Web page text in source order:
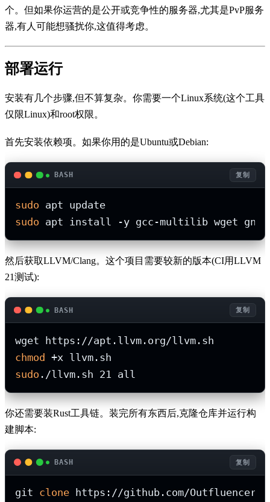
个。但如果你运营的是公开或竞争性的服务器,尤其是PvP服务
器,有人可能想骚扰你,这值得考虑。
部署运行
安装有几个步骤,但不算复杂。你需要一个Linux系统(这个工具
仅限Linux)和root权限。
首先安装依赖项。如果你用的是Ubuntu或Debian:
BASH 复制
sudo
sudo
然后获取LLVM/Clang。这个项目需要较新的版本(CI用LLVM
21测试):
BASH 复制
chmod
sudo
你还需要装Rust工具链。装完所有东西后,克隆仓库并运行构
建脚本:
BASH 复制
git clone